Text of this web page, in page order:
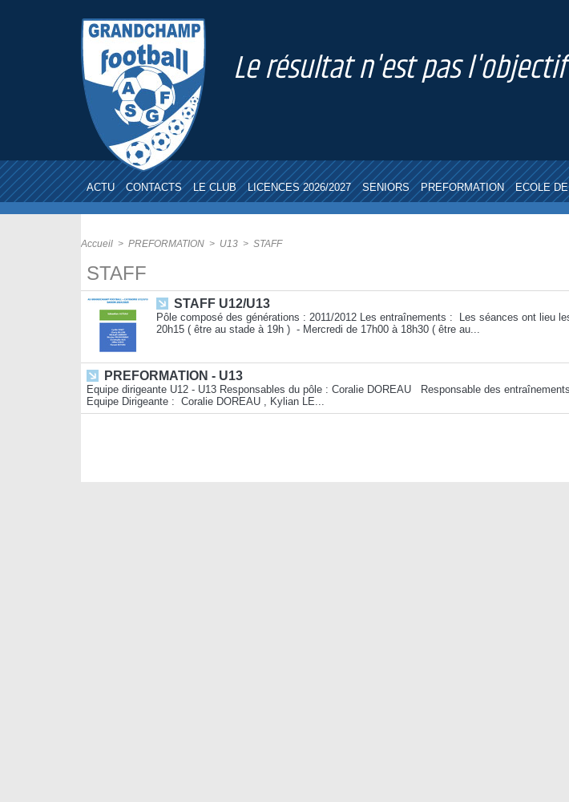
Le résultat n'est pas
ACTU CONTACTS LE CLUB LICENCES 2026/2027 SENIORS PREFORMATION ECOLE
Accueil > PREFORMATION > U13 > STAFF
STAFF
STAFF U12/U13
Pôle composé des générations : 2011/2012 Les entraînements : Les séances ont lieu
20h15 ( être au stade à 19h ) - Mercredi de 17h00 à 18h30 ( être au...
PREFORMATION - U13
Equipe dirigeante U12 - U13 Responsables du pôle : Coralie DOREAU Responsable des
Equipe Dirigeante : Coralie DOREAU , Kylian LE...